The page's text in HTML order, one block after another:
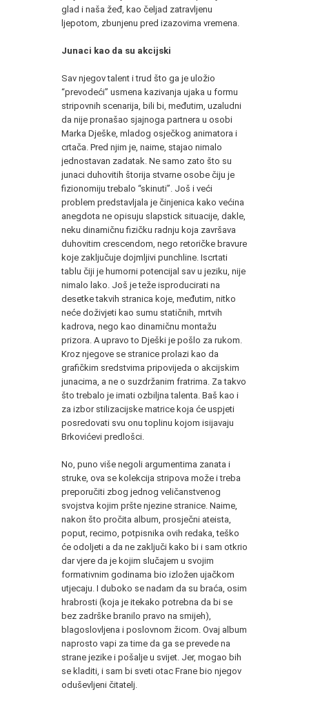
glad i naša žeđ, kao čeljad zatravljenu
ljepotom, zbunjenu pred izazovima vremena.
Junaci kao da su akcijski
Sav njegov talent i trud što ga je uložio
“prevodeći” usmena kazivanja ujaka u formu
stripovnih scenarija, bili bi, međutim, uzaludni
da nije pronašao sjajnoga partnera u osobi
Marka Dješke, mladog osječkog animatora i
crtača. Pred njim je, naime, stajao nimalo
jednostavan zadatak. Ne samo zato što su
junaci duhovitih štorija stvarne osobe čiju je
fizionomiju trebalo “skinuti”. Još i veći
problem predstavljala je činjenica kako većina
anegdota ne opisuju slapstick situacije, dakle,
neku dinamičnu fizičku radnju koja završava
duhovitim crescendom, nego retoričke bravure
koje zaključuje dojmljivi punchline. Iscrtati
tablu čiji je humorni potencijal sav u jeziku, nije
nimalo lako. Još je teže isproducirati na
desetke takvih stranica koje, međutim, nitko
neće doživjeti kao sumu statičnih, mrtvih
kadrova, nego kao dinamičnu montažu
prizora. A upravo to Dješki je pošlo za rukom.
Kroz njegove se stranice prolazi kao da
grafičkim sredstvima pripovijeda o akcijskim
junacima, a ne o suzdržanim fratrima. Za takvo
što trebalo je imati ozbiljna talenta. Baš kao i
za izbor stilizacijske matrice koja će uspjeti
posredovati svu onu toplinu kojom isijavaju
Brkovićevi predlošci.
No, puno više negoli argumentima zanata i
struke, ova se kolekcija stripova može i treba
preporučiti zbog jednog veličanstvenog
svojstva kojim pršte njezine stranice. Naime,
nakon što pročita album, prosječni ateista,
poput, recimo, potpisnika ovih redaka, teško
će odoljeti a da ne zaključi kako bi i sam otkrio
dar vjere da je kojim slučajem u svojim
formativnim godinama bio izložen ujačkom
utjecaju. I duboko se nadam da su braća, osim
hrabrosti (koja je itekako potrebna da bi se
bez zadrške branilo pravo na smijeh),
blagoslovljena i poslovnom žicom. Ovaj album
naprosto vapi za time da ga se prevede na
strane jezike i pošalje u svijet. Jer, mogao bih
se kladiti, i sam bi sveti otac Frane bio njegov
oduševljeni čitatelj.